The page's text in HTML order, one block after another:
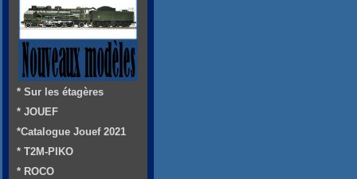
* Sur les étagères
* JOUEF
*Catalogue Jouef 2021
* T2M-PIKO
* ROCO